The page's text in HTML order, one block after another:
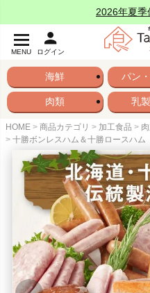
2026年夏
MENU ログイン
海鮮 パン
肉類 乳
HOME 商品カテゴリ 加工食品
十勝ボンレスハム＆十勝ロースハム